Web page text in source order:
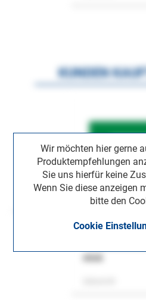
Wir möchten hier gerne
Produktempfehlungen
Sie uns hierfür keine
Wenn Sie diese anzeigen
bitte den
Cookie
KUNDEN